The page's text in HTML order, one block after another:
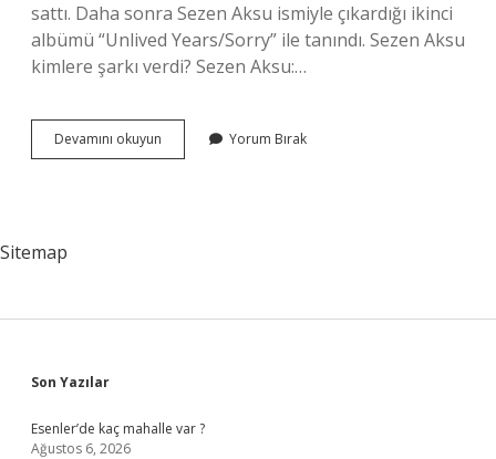
sattı. Daha sonra Sezen Aksu ismiyle çıkardığı ikinci
albümü “Unlived Years/Sorry” ile tanındı. Sezen Aksu
kimlere şarkı verdi? Sezen Aksu:…
Devamını okuyun
Aksu
Yorum Bırak
Sitemap
Sidebar
Son Yazılar
Esenler’de kaç mahalle var ?
Ağustos 6, 2026